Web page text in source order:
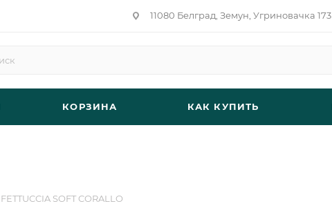
11080 Белград, Земун, Угриновачка 173
КОРЗИНА КАК КУПИТЬ
FETTUCCIA SOFT CORALLO